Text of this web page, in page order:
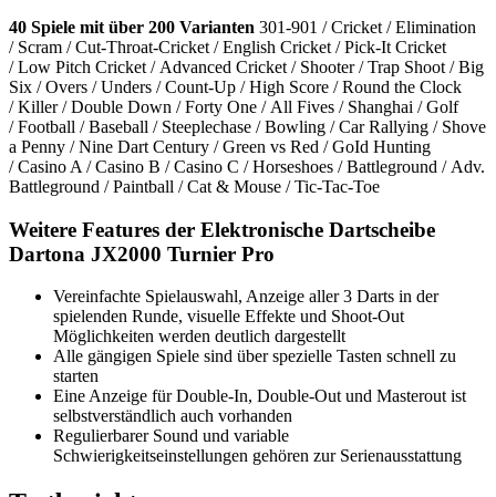
40 Spiele mit über 200 Varianten 301-901 / Cricket / Elimination
/ Scram / Cut-Throat-Cricket / English Cricket / Pick-It Cricket
/ Low Pitch Cricket / Advanced Cricket / Shooter / Trap Shoot / Big
Six / Overs / Unders / Count-Up / High Score / Round the Clock
/ Killer / Double Down / Forty One / All Fives / Shanghai / Golf
/ Football / Baseball / Steeplechase / Bowling / Car Rallying / Shove
a Penny / Nine Dart Century / Green vs Red / GoId Hunting
/ Casino A / Casino B / Casino C / Horseshoes / Battleground / Adv.
Battleground / Paintball / Cat & Mouse / Tic-Tac-Toe
Weitere Features der Elektronische Dartscheibe
Dartona JX2000 Turnier Pro
Vereinfachte Spielauswahl, Anzeige aller 3 Darts in der
spielenden Runde, visuelle Effekte und Shoot-Out
Möglichkeiten werden deutlich dargestellt
Alle gängigen Spiele sind über spezielle Tasten schnell zu
starten
Eine Anzeige für Double-In, Double-Out und Masterout ist
selbstverständlich auch vorhanden
Regulierbarer Sound und variable
Schwierigkeitseinstellungen gehören zur Serienausstattung